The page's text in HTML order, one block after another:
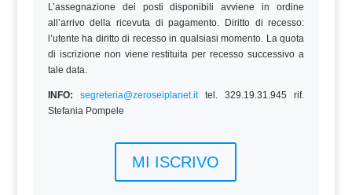
L’assegnazione dei posti disponibili avviene in ordine
all’arrivo della ricevuta di pagamento. Diritto di recesso:
l’utente ha diritto di recesso in qualsiasi momento. La quota
di iscrizione non viene restituita per recesso successivo a
tale data.
INFO: segreteria@zeroseiplanet.ittel. 329.19.31.945 rif.
Stefania Pompele
MI ISCRIVO